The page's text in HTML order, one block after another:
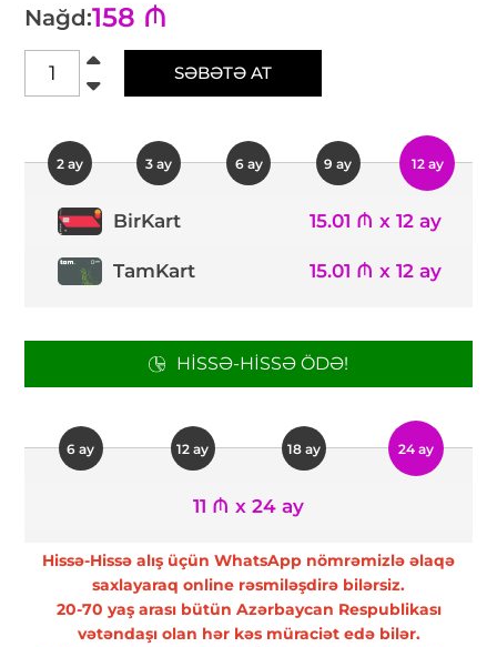
Nağd:158 ₼
SƏBƏTƏ AT
2 ay 3 ay 6 ay 9 ay 12 ay
BirKart 15.01 ₼ x 12 ay
TamKart 15.01 ₼ x 12 ay
HISSƏ-HISSƏ ÖDƏ!
6 ay 12 ay 18 ay 24 ay
11 ₼ x 24 ay
Hissə-Hissə alış üçün WhatsApp nömrəmizlə əlaqə
saxlayaraq online rəsmiləşdirə bilərsiz.
20-70 yaş arası bütün Azərbaycan Respublikası
vətəndaşı olan hər kəs müraciət edə bilər.